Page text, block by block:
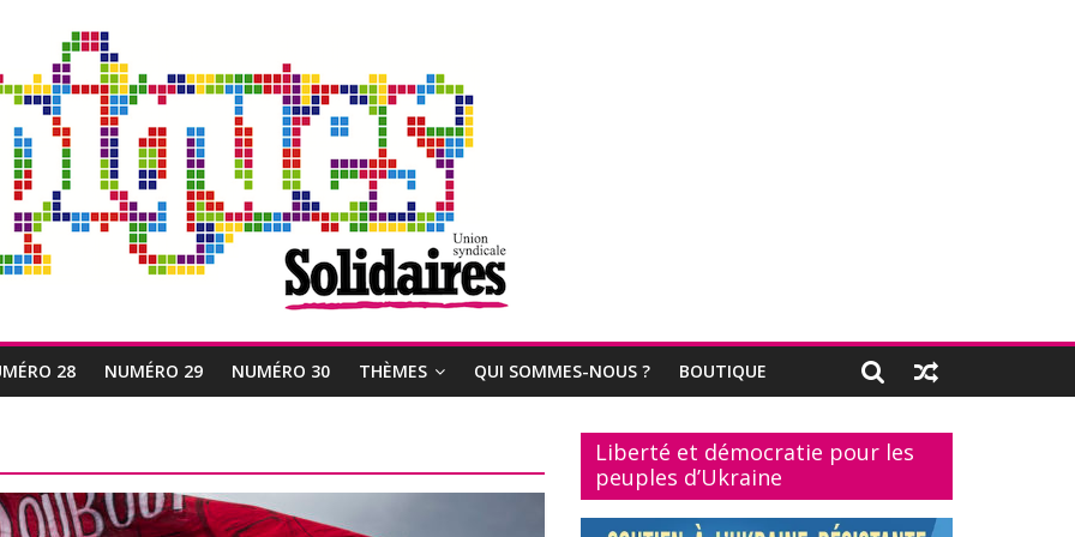
28 NUMÉRO 29 NUMÉRO 30 THÈMES QUI SOMMES-NOUS ? BOUTIQUE
Liberté et démocratie pour les
peuples d’Ukraine